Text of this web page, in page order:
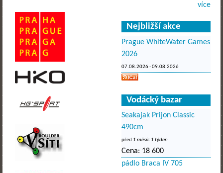
více
Nejbližší akce
Prague WhiteWater Games
2026
07.08.2026-09.08.2026
Vodácký bazar
Seakajak Prijon Classic
490cm
před 1 měsíc 1 týden
Cena: 18 600
pádlo Braca IV 705